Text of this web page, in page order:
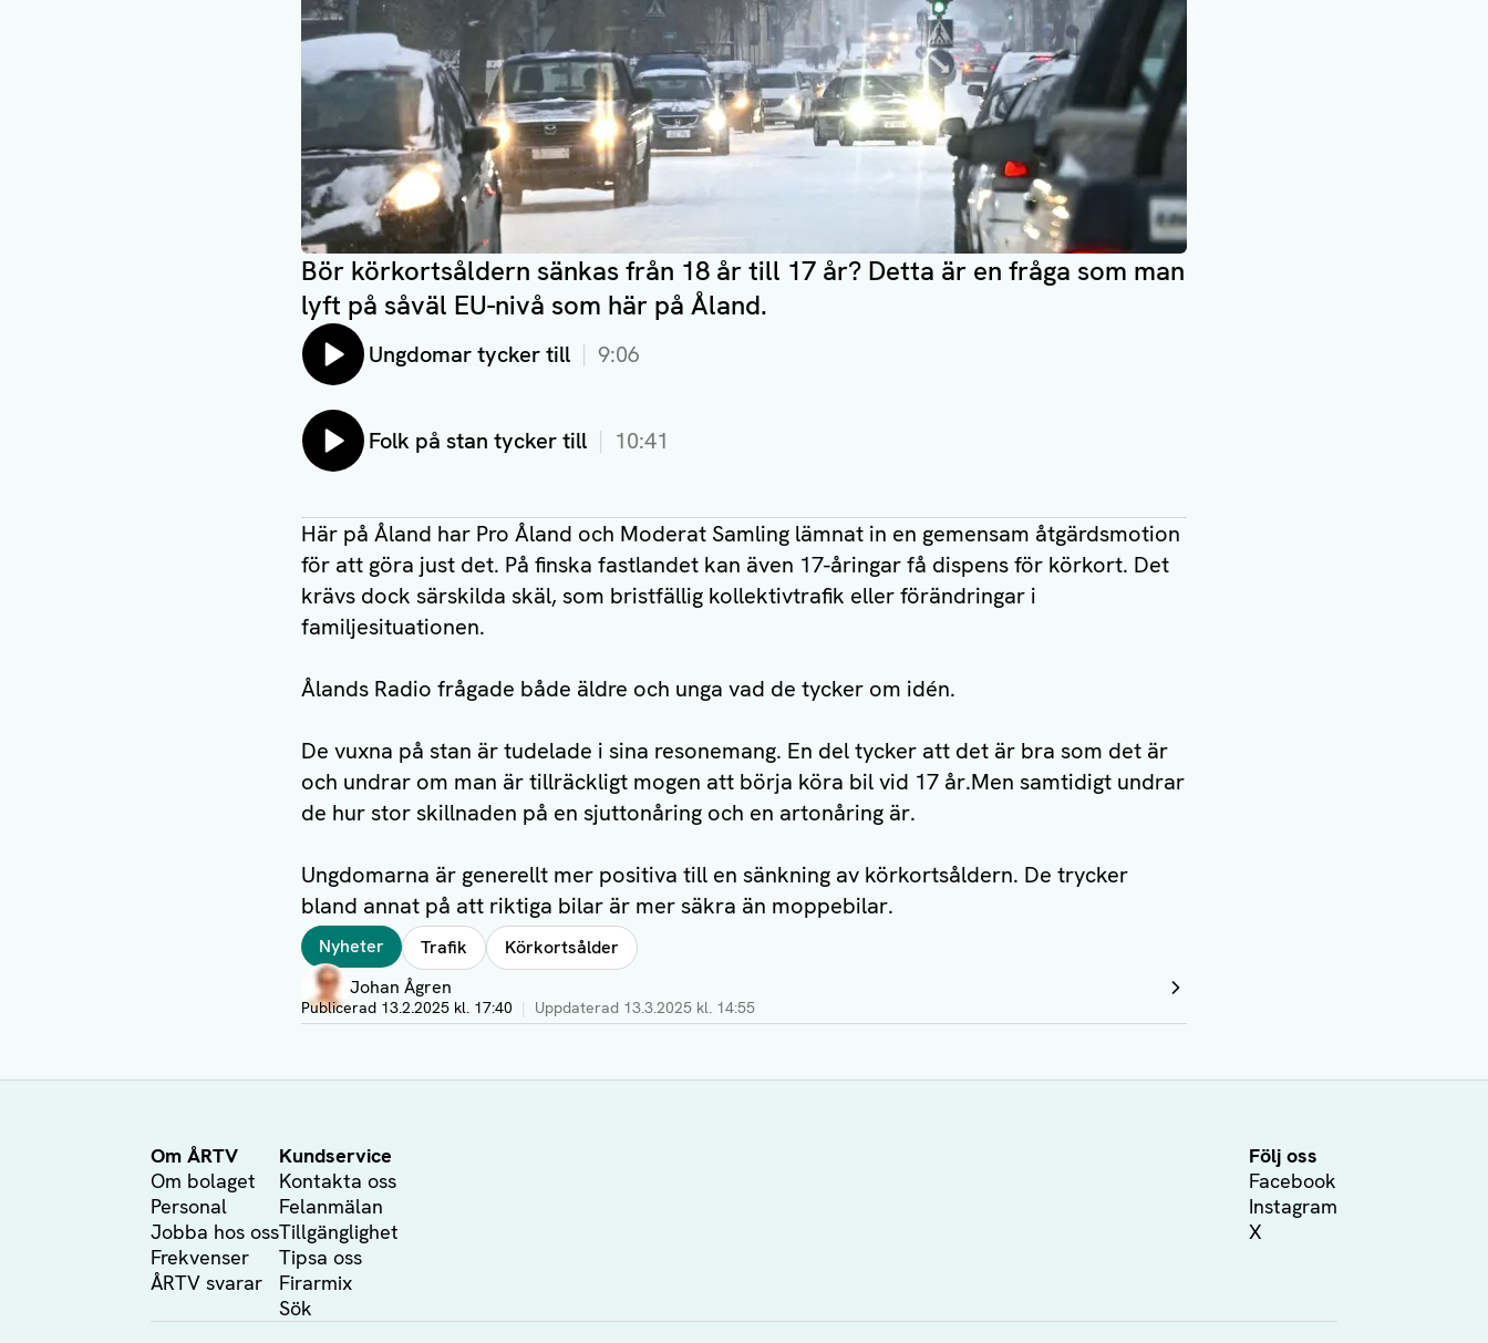
Bör körkortsåldern sänkas från 18 år till 17 år? Detta är en fråga som man
lyft på såväl EU-nivå som här på Åland.
Lyssna på:
Ungdomar tycker till 9:06
Lyssna på:
Folk på stan tycker till 10:41
Här på Åland har Pro Åland och Moderat Samling lämnat in en gemensam åtgärdsmotion
för att göra just det. På finska fastlandet kan även 17-åringar få dispens för körkort. Det
krävs dock särskilda skäl, som bristfällig kollektivtrafik eller förändringar i
familjesituationen.
Ålands Radio frågade både äldre och unga vad de tycker om idén.
De vuxna på stan är tudelade i sina resonemang. En del tycker att det är bra som det är
och undrar om man är tillräckligt mogen att börja köra bil vid 17 år.Men samtidigt undrar
de hur stor skillnaden på en sjuttonåring och en artonåring är.
Ungdomarna är generellt mer positiva till en sänkning av körkortsåldern. De trycker
bland annat på att riktiga bilar är mer säkra än moppebilar.
TaggarNyheter Trafik Körkortsålder
Författare
Johan Ågren
Visa profil
Publicerad 13.2.2025 kl. 17:40 Uppdaterad 13.3.2025 kl. 14:55
Om ÅRTV
Om bolaget
Personal
Jobba hos oss
Frekvenser
ÅRTV svarar
Kundservice
Kontakta oss
Felanmälan
Tillgänglighet
Tipsa oss
Firarmix
Sök
Följ oss
Facebook
Instagram
X